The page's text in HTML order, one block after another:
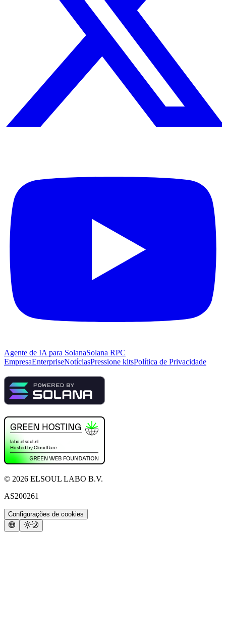
Agente de IA para SolanaSolana RPC
EmpresaEnterpriseNotíciasPressione kitsPolítica de Privacidade
© 2026 ELSOUL LABO B.V.
AS200261
Configurações de cookies